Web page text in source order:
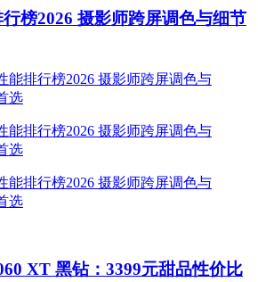
榜2026 摄影师跨屏调色与细节
XT 黑钻：3399元甜品性价比